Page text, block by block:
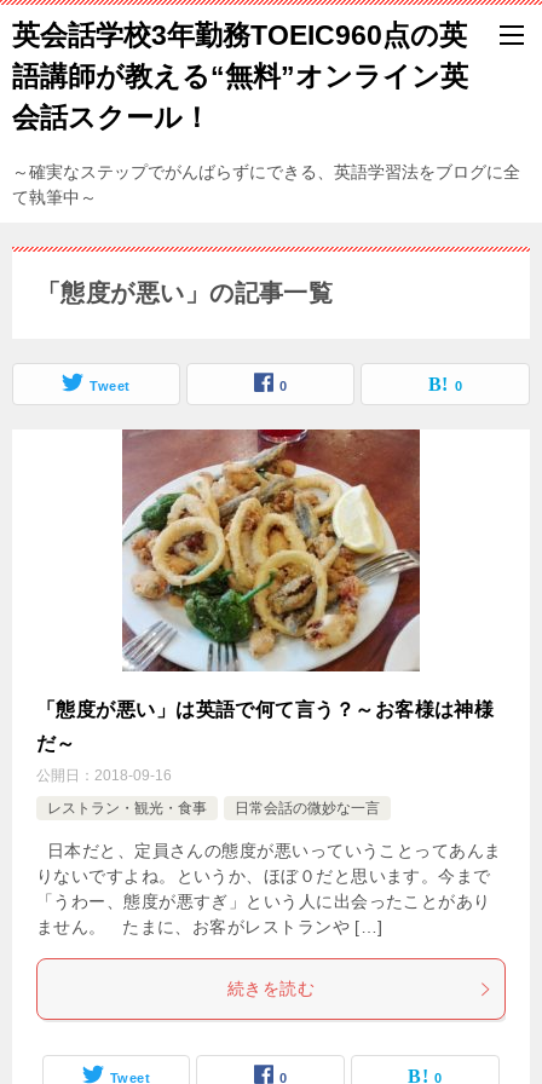
英会話学校3年勤務TOEIC960点の英
語講師が教える“無料”オンライン英
会話スクール！
～確実なステップでがんばらずにできる、英語学習法をブログに全
て執筆中～
「態度が悪い」の記事一覧
Tweet 0 0
「態度が悪い」は英語で何て言う？～お客様は神様
だ～
公開日： 2018-09-16
レストラン・観光・食事
日常会話の微妙な一言
日本だと、定員さんの態度が悪いっていうことってあんま
りないですよね。というか、ほぼ０だと思います。今まで
「うわー、態度が悪すぎ」という人に出会ったことがあり
ません。 たまに、お客がレストランや […]
続きを読む
Tweet 0 0